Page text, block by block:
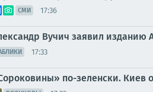
СМИ 17:36
Вучич заявил изданию
17:33
по-зеленски. Киев